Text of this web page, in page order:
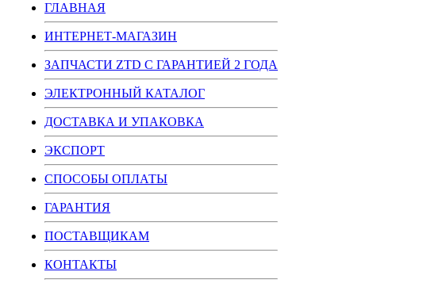
ГЛАВНАЯ
ИНТЕРНЕТ-МАГАЗИН
ЗАПЧАСТИ ZTD С ГАРАНТИЕЙ 2 ГОДА
ЭЛЕКТРОННЫЙ КАТАЛОГ
ДОСТАВКА И УПАКОВКА
ЭКСПОРТ
СПОСОБЫ ОПЛАТЫ
ГАРАНТИЯ
ПОСТАВЩИКАМ
КОНТАКТЫ